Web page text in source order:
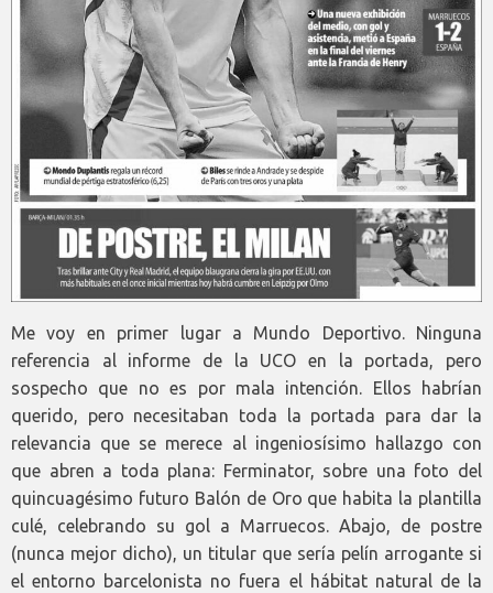
Me voy en primer lugar a Mundo Deportivo. Ninguna
referencia al informe de la UCO en la portada, pero
sospecho que no es por mala intención. Ellos habrían
querido, pero necesitaban toda la portada para dar la
relevancia que se merece al ingeniosísimo hallazgo con
que abren a toda plana: Ferminator, sobre una foto del
quincuagésimo futuro Balón de Oro que habita la plantilla
culé, celebrando su gol a Marruecos. Abajo, de postre
(nunca mejor dicho), un titular que sería pelín arrogante si
el entorno barcelonista no fuera el hábitat natural de la